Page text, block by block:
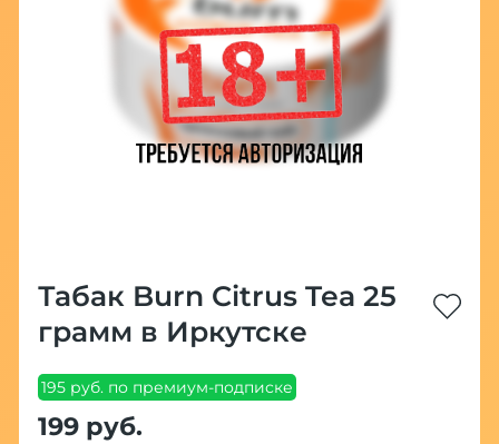
Табак Burn Citrus Tea 25
грамм в Иркутске
195 руб. по премиум-подписке
199 руб.